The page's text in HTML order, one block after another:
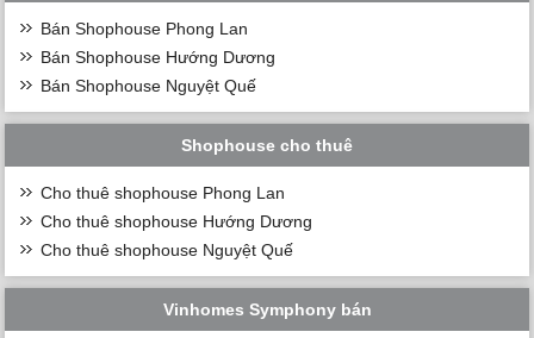
Bán Shophouse Phong Lan
Bán Shophouse Hướng Dương
Bán Shophouse Nguyệt Quế
Shophouse cho thuê
Cho thuê shophouse Phong Lan
Cho thuê shophouse Hướng Dương
Cho thuê shophouse Nguyệt Quế
Vinhomes Symphony bán